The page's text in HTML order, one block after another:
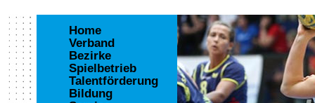
Home
Verband
Bezirke
Spielbetrieb
Talentförderung
Bildung